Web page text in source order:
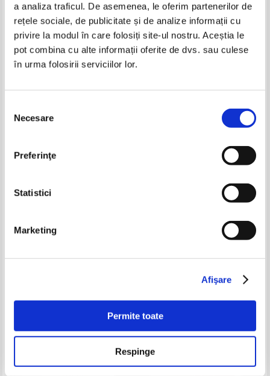
a analiza traficul. De asemenea, le oferim partenerilor de
rețele sociale, de publicitate și de analize informații cu
privire la modul în care folosiți site-ul nostru. Aceștia le
pot combina cu alte informații oferite de dvs. sau culese
în urma folosirii serviciilor lor.
consimțământului
Necesare
Preferinţe
Statistici
Marketing
Afişare
Permite toate
Respinge
Ion C. Stefan - Corabia cu
amintiri. Prietenii mei scriitori
(cu autograful autorului)
Pret:25,00Lei 15,00 Lei
Adaugă în coș
Ion Constantinescu Maracineanu
- Sete de jaratec (cu autograful
autorului)
Pret:34,00Lei 13,60 Lei
Cornelius Enescu - Patru intr-un
Matthias Buth - Linistea de dupa
lovitura de secure (cu autograful